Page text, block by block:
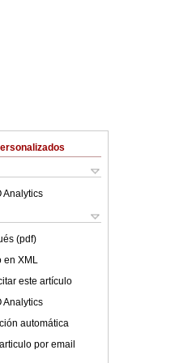
Analytics
(pdf)
en XML
este artículo
Analytics
automática
por email